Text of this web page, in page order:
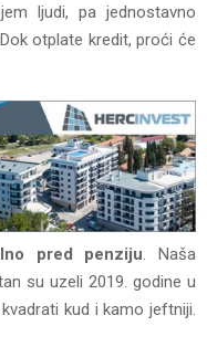
ljudi, pa jednostavno
otplate kredit, proći će
pred penziju. Naša
su uzeli 2019. godine u
kud i kamo jeftniji.